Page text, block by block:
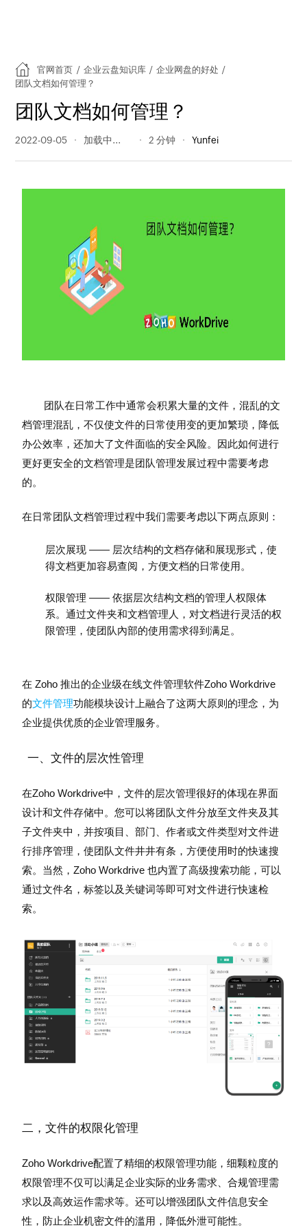
官网首页 / 企业云盘知识库 / 企业网盘的好处 /
团队文档如何管理？
团队文档如何管理？
2022-09-05 693 阅读量 2 分钟 Yunfei
团队在日常工作中通常会积累大量的文件，混乱的文
档管理混乱，不仅使文件的日常使用变的更加繁琐，降低
办公效率，还加大了文件面临的安全风险。因此如何进行
更好更安全的文档管理是团队管理发展过程中需要考虑
的。
在日常团队文档管理过程中我们需要考虑以下两点原则：
层次展现 —— 层次结构的文档存储和展现形式，使
得文档更加容易查阅，方便文档的日常使用。
权限管理—— 依据层次结构文档的管理人权限体
系。通过文件夹和文档管理人，对文档进行灵活的权
限管理，使团队內部的使用需求得到满足。
在 Zoho 推出的企业级在线文件管理软件Zoho Workdrive
的文件管理功能模块设计上融合了这两大原则的理念，为
企业提供优质的企业管理服务。
一、文件的层次性管理
在Zoho Workdrive中，文件的层次管理很好的体现在界面
设计和文件存储中。您可以将团队文件分放至文件夹及其
子文件夹中，并按项目、部门、作者或文件类型对文件进
行排序管理，使团队文件井井有条，方便使用时的快速搜
索。当然，Zoho Workdrive 也内置了高级搜索功能，可以
通过文件名，标签以及关键词等即可对文件进行快速检
索。
二，文件的权限化管理
Zoho Workdrive配置了精细的权限管理功能，细颗粒度的
权限管理不仅可以满足企业实际的业务需求、合规管理需
求以及高效运作需求等。还可以增强团队文件信息安全
性，防止企业机密文件的滥用，降低外泄可能性。